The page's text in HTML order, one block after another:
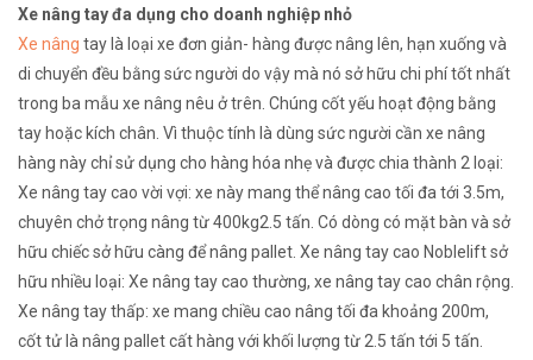
Xe nâng tay đa dụng cho doanh nghiệp nhỏ
Xe nâng tay là loại xe đơn giản- hàng được nâng lên, hạn xuống và
di chuyển đều bằng sức người do vậymà nó sở hữu chi phítốtnhất
trong ba mẫu xe nâng nêu ở trên. Chúng cốt yếu hoạt động bằng
tay hoặc kích chân. Vì thuộc tính là dùng sức người cần xe nâng
hàng này chỉsử dụng cho hàng hóa nhẹ và được chia thành 2 loại:
Xe nâng tay cao vời vợi: xe nàymang thểnâng cao tối đa tới 3.5m,
chuyên chởtrọng nâng từ 400kg2.5 tấn. Có dòng có mặt bàn và sở
hữu chiếcsở hữu càng để nâng pallet. Xe nâng tay cao Nobleliftsở
hữu nhiều loại: Xe nâng tay cao thường, xe nâng tay cao chân rộng.
Xe nâng tay thấp: xe mang chiều cao nâng tối đa khoảng 200m,
cốt tử là nâng palletcất hàng với khối lượng từ 2.5 tấn tới 5 tấn.